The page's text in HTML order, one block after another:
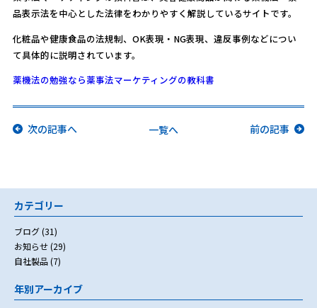
品表示法を中心とした法律をわかりやすく解説しているサイトです。
化粧品や健康食品の法規制、OK表現・NG表現、違反事例などについ
て具体的に説明されています。
薬機法の勉強なら薬事法マーケティングの教科書
次の記事へ 一覧へ 前の記事
カテゴリー
ブログ(31)
お知らせ(29)
自社製品(7)
年別アーカイブ